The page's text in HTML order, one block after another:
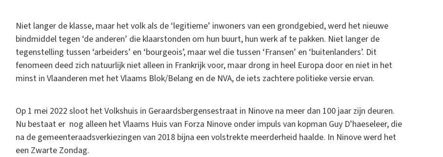
Niet langer de klasse, maar het volk als de ‘legitieme’ inwoners van een grondgebied, werd het nieuwe
bindmiddel tegen ‘de anderen’ die klaarstonden om hun buurt, hun werk af te pakken. Niet langer de
tegenstelling tussen ‘arbeiders’ en ‘bourgeois’, maar wel die tussen ‘Fransen’ en ‘buitenlanders’. Dit
fenomeen deed zich natuurlijk niet alleen in Frankrijk voor, maar drong in heel Europa door en niet in het
minst in Vlaanderen met het Vlaams Blok/Belang en de NVA, de iets zachtere politieke versie ervan.
Op 1 mei 2022 sloot het Volkshuis in Geraardsbergensestraat in Ninove na meer dan 100 jaar zijn deuren.
Nu bestaat er nog alleen het Vlaams Huis van Forza Ninove onder impuls van kopman Guy D’haeseleer, die
na de gemeenteraadsverkiezingen van 2018 bijna een volstrekte meerderheid haalde. In Ninove werd het
een Zwarte Zondag.